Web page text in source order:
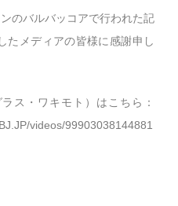
のバルバッコアで行われた記
たメディアの皆様に感謝申し
ス・ワキモト）はこちら：
videos/99903038144881